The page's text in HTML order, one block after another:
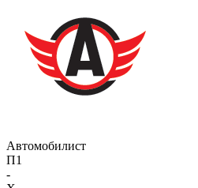
Автомобилист
П1
-